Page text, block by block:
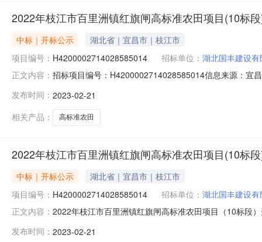
2022年枝江市百里洲镇红旗闸高标准农田项目(10标
中标｜开标公示
湖北省｜宜昌市｜枝江市
项目编号： H4200002714028585014 招标单位： 湖北国丰建设
正文内容： 招标项目编号：H4200002714028585014信息来源：宜
科技有限公司;湖北吾朋建筑工程有限公司;成都惠森生物
发布时间： 2023-02-21
相关产品：
高标准农田
2022年枝江市百里洲镇红旗闸高标准农田项目(10标
中标｜开标公示
湖北省｜宜昌市｜枝江市
项目编号： H4200002714028585014 招标单位： 湖北国丰建设
正文内容： 2022年枝江市百里洲镇红旗闸高标准农田项目（10标段
成都宇超农资有限公司;四川物华农业科技有限公司;湖北
发布时间： 2023-02-21